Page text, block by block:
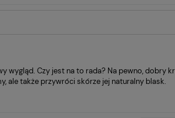
wygląd. Czy jest na to rada? Na pewno, dobry
ale także przywróci skórze jej naturalny blask.